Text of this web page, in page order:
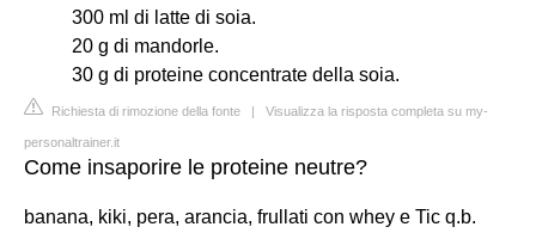
300 ml di latte di soia.
20 g di mandorle.
30 g di proteine concentrate della soia.
Richiesta di rimozione della fonte | Visualizza la risposta completa su my-
personaltrainer.it
Come insaporire le proteine neutre?
banana, kiki, pera, arancia, frullati con whey e Tic q.b.